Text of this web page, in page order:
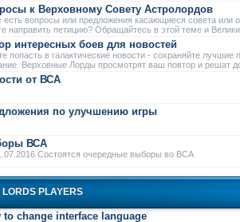
к Верховному Совету Астролордов
есть вопросы или предложения касающиеся совета или
направить петицию? Обращайтесь в этой теме и
интересных боев для новостей
попасть в галактические новости - сохраняйте
Верховные Лорды просмотрят ваш повтор и решат
от ВСА
по улучшению игры
ВСА
Состоятся очередные выборы во ВСА
PLAYERS
to change interface language